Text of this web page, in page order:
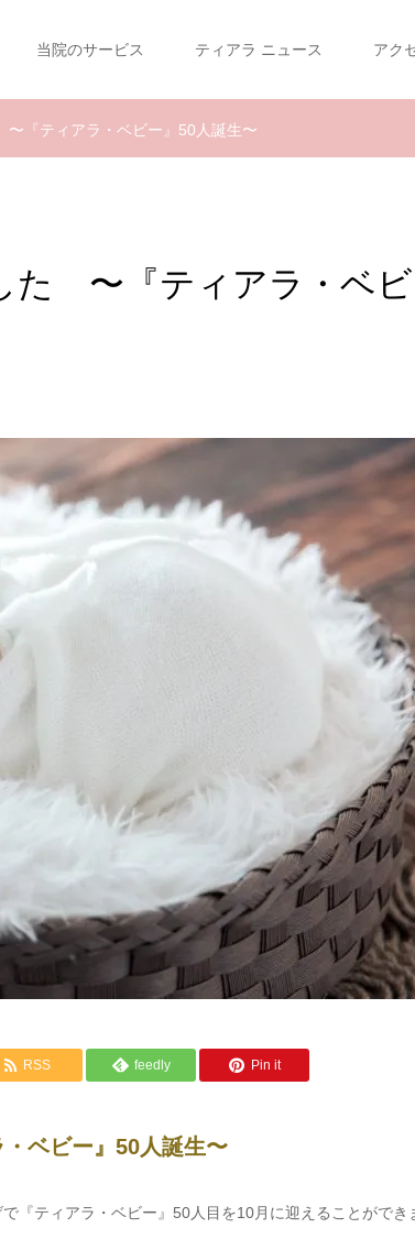
当院のサービス ティアラ ニュース アク
『ティアラ・ベビー』50人誕生〜
た 〜『ティアラ・ベビ
RSS feedly Pin it
ベビー』50人誕生〜
『ティアラ・ベビー』50人目を10月に迎えることができ